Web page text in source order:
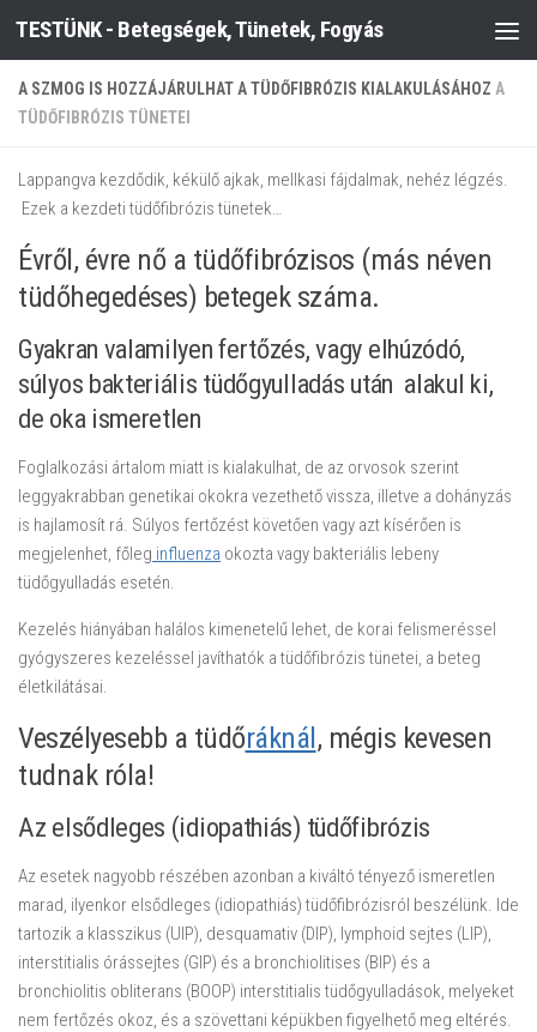
Skip to content
TESTÜNK - Betegségek, Tünetek, Fogyás
A SZMOG IS HOZZÁJÁRULHAT A TÜDŐFIBRÓZIS KIALAKULÁSÁHOZ A
TÜDŐFIBRÓZIS TÜNETEI
Lappangva kezdődik, kékülő ajkak, mellkasi fájdalmak, nehéz légzés.
Ezek a kezdeti tüdőfibrózis tünetek…
Évről, évre nő a tüdőfibrózisos (más néven
tüdőhegedéses) betegek száma.
Gyakran valamilyen fertőzés, vagy elhúzódó,
súlyos bakteriális tüdőgyulladás után alakul ki,
de oka ismeretlen
Foglalkozási ártalom miatt is kialakulhat, de az orvosok szerint
leggyakrabban genetikai okokra vezethető vissza, illetve a dohányzás
is hajlamosít rá. Súlyos fertőzést követően vagy azt kísérően is
megjelenhet, főleg influenza okozta vagy bakteriális lebeny
tüdőgyulladás esetén.
Kezelés hiányában halálos kimenetelű lehet, de korai felismeréssel
gyógyszeres kezeléssel javíthatók a tüdőfibrózis tünetei, a beteg
életkilátásai.
Veszélyesebb a tüdőráknál, mégis kevesen
tudnak róla!
Az elsődleges (idiopathiás) tüdőfibrózis
Az esetek nagyobb részében azonban a kiváltó tényező ismeretlen
marad, ilyenkor elsődleges (idiopathiás) tüdőfibrózisról beszélünk. Ide
tartozik a klasszikus (UIP), desquamativ (DIP), lymphoid sejtes (LIP),
interstitialis órássejtes (GIP) és a bronchiolitises (BIP) és a
bronchiolitis obliterans (BOOP) interstitialis tüdőgyulladások, melyeket
nem fertőzés okoz, és a szövettani képükben figyelhető meg eltérés.